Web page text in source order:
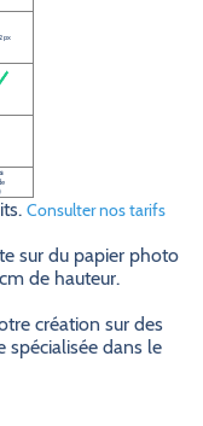
px
Consulter nos tarifs
sur du papier photo
de hauteur.
création sur des
spécialisée dans le